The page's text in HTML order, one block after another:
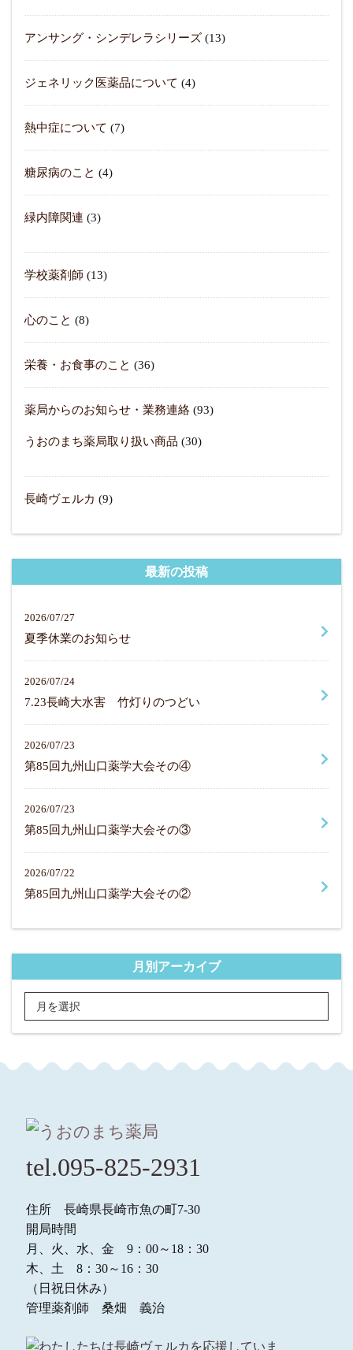
アンサング・シンデレラシリーズ (13)
ジェネリック医薬品について (4)
熱中症について (7)
糖尿病のこと (4)
緑内障関連 (3)
学校薬剤師 (13)
心のこと (8)
栄養・お食事のこと (36)
薬局からのお知らせ・業務連絡 (93)
うおのまち薬局取り扱い商品 (30)
長崎ヴェルカ (9)
最新の投稿
2026/07/27
夏季休業のお知らせ
2026/07/24
7.23長崎大水害 竹灯りのつどい
2026/07/23
第85回九州山口薬学大会その④
2026/07/23
第85回九州山口薬学大会その③
2026/07/22
第85回九州山口薬学大会その②
月別アーカイブ
tel.095-825-2931
住所 長崎県長崎市魚の町7-30
開局時間
月、火、水、金 9：00～18：30
木、土 8：30～16：30
（日祝日休み）
管理薬剤師 桑畑 義治